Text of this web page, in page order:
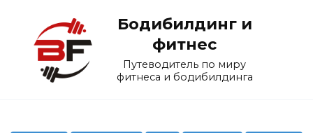
содержанию
Бодибилдинг и
фитнес
Путеводитель по миру
фитнеса и бодибилдинга